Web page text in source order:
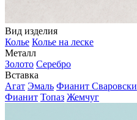
Вид изделия
Колье Колье на леске
Металл
Золото Серебро
Вставка
Агат Эмаль Фианит Сваровски
Фианит Топаз Жемчуг